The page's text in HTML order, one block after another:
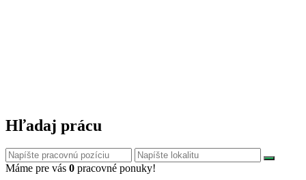
Hľadaj prácu
Máme pre vás 0 pracovné ponuky!